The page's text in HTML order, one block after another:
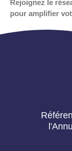
Rejoignez le
pour amplifier